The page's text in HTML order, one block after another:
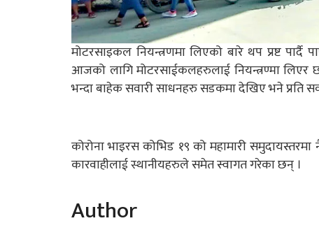
मोटरसाइकल नियन्त्रणमा लिएको बारे थप प्रष्ट
आजको लागि मोटरसाईकलहरुलाई नियन्त्रण्मा लिएर
भन्दा बाहेक सवारी साधनहरु सडकमा देखिए भने प्रति
कोरोना भाइरस कोभिड १९ को महामारी
कारवाहीलाई स्थानीयहरुले समेत स्वागत गरेका छन् ।
Author